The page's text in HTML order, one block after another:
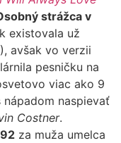
strážca v
existovala už
avšak vo verzii
pesničku na
viac ako 9
naspievať
Costner.
za muža umelca